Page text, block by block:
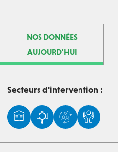
NOS DONNÉES
AUJOURD'HUI
Secteurs d'intervention :